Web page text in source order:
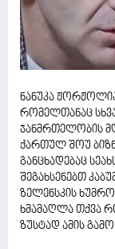
ნანუკა
რომელთანაც
ჯანმრთელობის
ქართულ შოუ
განცხადებაც
შეგახსენებთ
ზელენსკის
ხმამაღლა თქვა
ზუსტად ამის